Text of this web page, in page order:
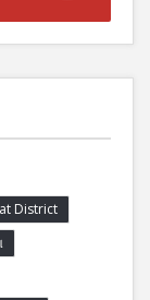
District